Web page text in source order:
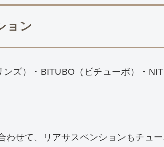
ョン
ズ）・BITUBO（ビチューボ）・
せて、リアサスペンションもチュ